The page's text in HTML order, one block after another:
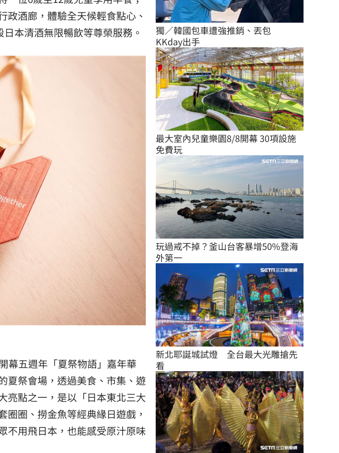
政酒廊，體驗全天候輕食點心、
本清酒無限暢飲等尊榮服務。
幕五週年「夏祭物語」嘉年華
夏祭會場，透過美食、市集、遊
亮點之一，是以「日本東北三大
圈、撈金魚等經典緣日遊戲，
不用飛日本，也能感受原汁原味
獨／韓國包車遭強推銷、丟包
KKday出手
最大室內兒童樂園8/8開幕 30項設施
免費玩
玩過戒不掉？釜山台客暴增50%登海
外第一
新北耶誕城試燈　全台最大光雕搶先
看